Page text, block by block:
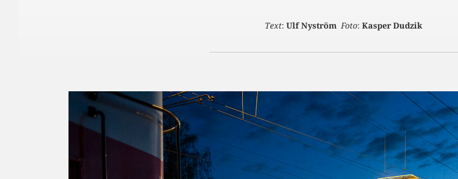
Text: Ulf Nyström Foto: Kasper Dudzik